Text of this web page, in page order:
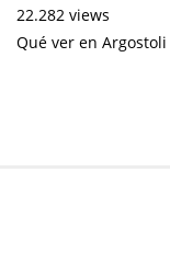
22.282 views
Qué ver en